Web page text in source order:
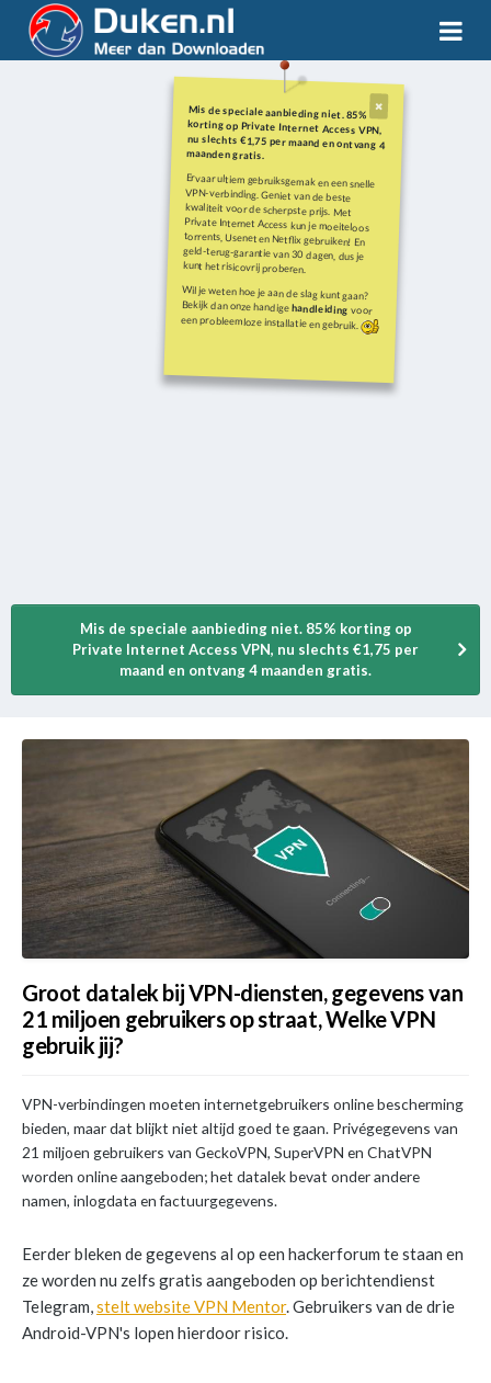
Mis de speciale aanbieding niet. 85%
korting op Private Internet Access VPN,
nu slechts €1,75 per maand en ontvang 4
maanden gratis.
Ervaar ultiem gebruiksgemak en een snelle
VPN-verbinding. Geniet van de beste
kwaliteit voor de scherpste prijs. Met
Private Internet Access kun je moeiteloos
torrents, Usenet en Netflix gebruiken! En
geld-terug-garantie van 30 dagen, dus je
kunt het risicovrij proberen.
Wil je weten hoe je aan de slag kunt gaan?
Bekijk dan onze handigehandleiding voor
een probleemloze installatie en gebruik.
Mis de speciale aanbieding niet. 85% korting op
Private Internet Access VPN, nu slechts €1,75 per
maand en ontvang 4 maanden gratis.
Groot datalek bij VPN-diensten, gegevens van
21 miljoen gebruikers op straat, Welke VPN
gebruik jij?
VPN-verbindingen moeten internetgebruikers online bescherming
bieden, maar dat blijkt niet altijd goed te gaan. Privégegevens van
21 miljoen gebruikers van GeckoVPN, SuperVPN en ChatVPN
worden online aangeboden; het datalek bevat onder andere
namen, inlogdata en factuurgegevens.
Eerder bleken de gegevens al op een hackerforum te staan en
ze worden nu zelfs gratis aangeboden op berichtendienst
Telegram,stelt website VPN Mentor. Gebruikers van de drie
Android-VPN's lopen hierdoor risico.